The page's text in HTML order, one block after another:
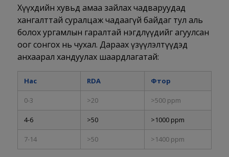
Хүүхдийн хувьд амаа зайлах чадваруудад
хангалттай суралцаж чадаагүй байдаг тул аль
болох ургамлын гаралтай нэгдлүүдийг агуулсан
оог сонгох нь чухал. Дараах үзүүлэлтүүдэд
анхаарал хандуулах шаардлагатай:
Нас RDA Фтор
0-3 >20 >500 ppm
4-6 >50 >1000 ppm
7-14 >50 >1400 ppm